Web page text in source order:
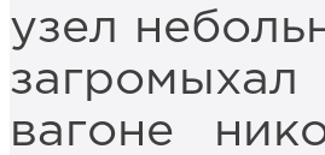
узел
вагоне